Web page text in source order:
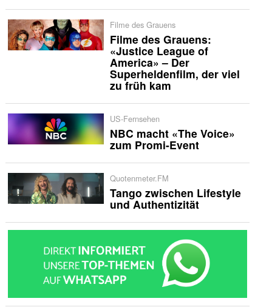
Filme des Grauens
Filme des Grauens:
«Justice League of
America» – Der
Superheldenfilm, der viel
zu früh kam
US-Fernsehen
NBC macht «The Voice»
zum Promi-Event
Quotenmeter.FM
Tango zwischen Lifestyle
und Authentizität